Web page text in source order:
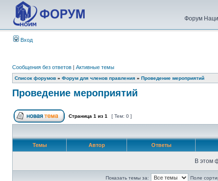
Форум
Вход
Сообщения без ответов | Активные темы
Список форумов » Форум для членов правления » Проведение мероприятий
Проведение мероприятий
Страница 1 из 1 [ Тем: 0 ]
Темы Автор Ответы
В этом
Показать темы за: Поле